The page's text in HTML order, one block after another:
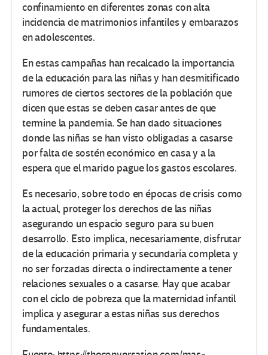
confinamiento en diferentes zonas con alta
incidencia de matrimonios infantiles y embarazos
en adolescentes.
En estas campañas han recalcado la importancia
de la educación para las niñas y han desmitificado
rumores de ciertos sectores de la población que
dicen que estas se deben casar antes de que
termine la pandemia. Se han dado situaciones
donde las niñas se han visto obligadas a casarse
por falta de sostén económico en casa y a la
espera que el marido pague los gastos escolares.
Es necesario, sobre todo en épocas de crisis como
la actual, proteger los derechos de las niñas
asegurando un espacio seguro para su buen
desarrollo. Esto implica, necesariamente, disfrutar
de la educación primaria y secundaria completa y
no ser forzadas directa o indirectamente a tener
relaciones sexuales o a casarse. Hay que acabar
con el ciclo de pobreza que la maternidad infantil
implica y asegurar a estas niñas sus derechos
fundamentales.